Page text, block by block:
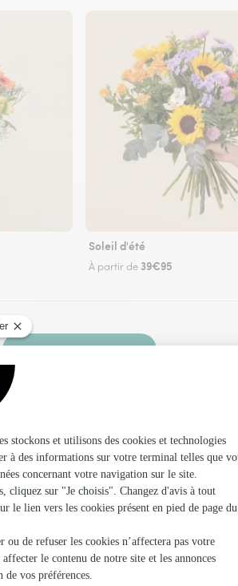
Soleil d'été
À partir de 39€95
Faire livrer des fleurs
au Mage et dans